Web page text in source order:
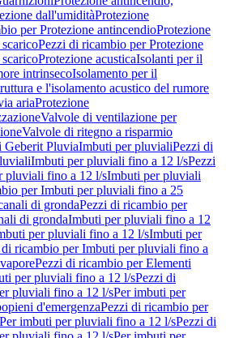
dall'umiditàProtezione
per Protezione antincendioProtezione
Pezzi di ricambio per Protezione
Protezione acusticaIsolanti per il
intrinsecoIsolamento per il
e l'isolamento acustico del rumore
ariaProtezione
Valvole di ventilazione per
Valvole di ritegno a risparmio
Geberit PluviaImbuti per pluvialiPezzi di
Imbuti per pluviali fino a 12 l/sPezzi
pluviali fino a 12 l/sImbuti per pluviali
per Imbuti per pluviali fino a 25
di grondaPezzi di ricambio per
di grondaImbuti per pluviali fino a 12
per pluviali fino a 12 l/sImbuti per
di ricambio per Imbuti per pluviali fino a
Pezzi di ricambio per Elementi
per pluviali fino a 12 l/sPezzi di
pluviali fino a 12 l/sPer imbuti per
d'emergenzaPezzi di ricambio per
Per imbuti per pluviali fino a 12 l/sPezzi di